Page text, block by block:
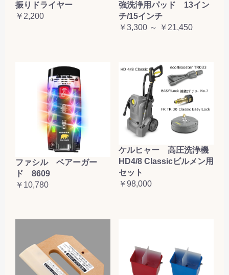
振りドライヤー
￥2,200
強洗浄用パッド 13イン
チ/15インチ
￥3,300 ～ ￥21,450
ファシル ベアーガー
ド 8609
￥10,780
ケルヒャー 高圧洗浄機
HD4/8 Classicビルメン用
セット
￥98,000